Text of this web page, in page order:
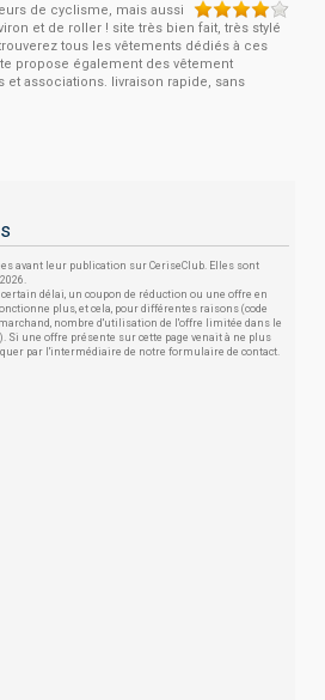
de cyclisme, mais aussi
et de roller ! site très bien fait, très stylé
tous les vêtements dédiés à ces
propose également des vêtement
associations. livraison rapide, sans
avant leur publication sur CeriseClub. Elles sont
délai, un coupon de réduction ou une offre en
plus, et cela, pour différentes raisons (code
nombre d'utilisation de l'offre limitée dans le
une offre présente sur cette page venait à ne plus
par l'intermédiaire de notre formulaire de contact.